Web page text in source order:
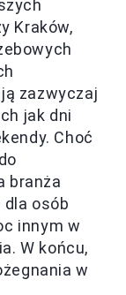
Kraków,
zazwyczaj
jak dni
Choć
branża
osób
innym w
W końcu,
w